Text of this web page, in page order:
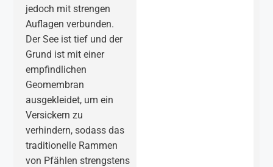
jedoch mit strengen
Auflagen verbunden.
Der See ist tief und der
Grund ist mit einer
empfindlichen
Geomembran
ausgekleidet, um ein
Versickern zu
verhindern, sodass das
traditionelle Rammen
von Pfählen strengstens